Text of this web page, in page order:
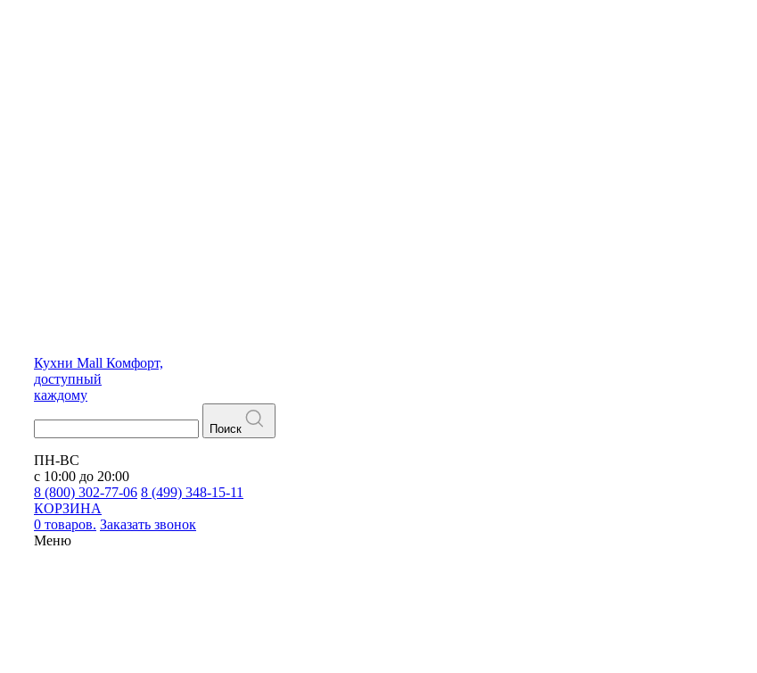
Кухни Mall Комфорт,
доступный
каждому
Поиск
ПН-ВС
с 10:00 до 20:00
8 (800) 302-77-06 8 (499) 348-15-11
КОРЗИНА
0 товаров. Заказать звонок
Меню